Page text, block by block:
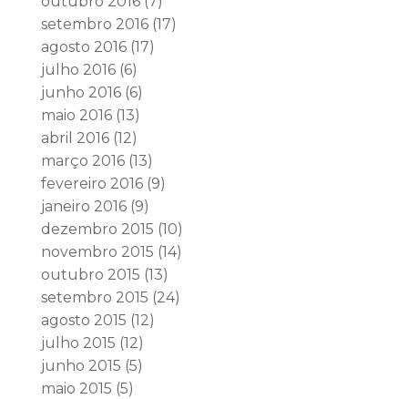
setembro 2016(17)
agosto 2016(17)
julho 2016(6)
junho 2016(6)
maio 2016(13)
abril 2016(12)
março 2016(13)
fevereiro 2016(9)
janeiro 2016(9)
dezembro 2015 (10)
novembro 2015 (14)
outubro 2015 (13)
setembro 2015 (24)
agosto 2015 (12)
julho 2015 (12)
junho 2015 (5)
maio 2015 (5)